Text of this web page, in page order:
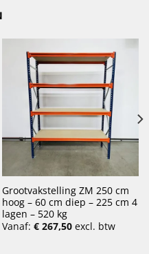
Grootvakstelling ZM 250 cm
hoog – 60 cm diep – 225 cm 4
lagen – 520 kg
Vanaf: €267,50excl. btw